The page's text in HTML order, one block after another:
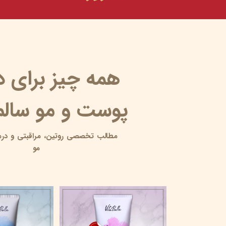
همه چیز برای
پوست و مو
مطالب تخصصی روتین،مراقبتی و
مو